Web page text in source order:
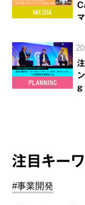
g
注目キー
#事業開発